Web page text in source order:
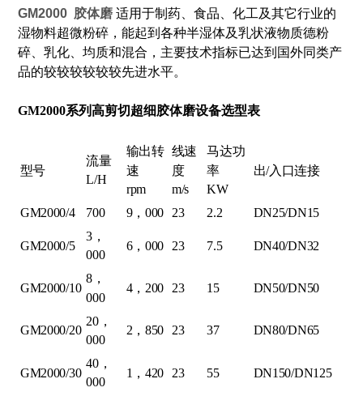
GM2000 胶体磨 适用于制药、食品、化工及其它行业的
湿物料超微粉碎，能起到各种半湿体及乳状液物质德粉
碎、乳化、均质和混合，主要技术指标已达到国外同类产
品的较较较较较较先进水平。
GM2000系列高剪切超细胶体磨设备选型表
型号
流量
L/H
输出转
速
rpm
线速
度
m/s
马达功
率
KW
出/入口连接
GM2000/4 700 9，000 23 2.2 DN25/DN15
GM2000/5
3，
000
6，000 23 7.5 DN40/DN32
GM2000/10
8，
000
4，200 23 15 DN50/DN50
GM2000/20
20，
000
2，850 23 37 DN80/DN65
GM2000/30
40，
000
1，420 23 55 DN150/DN125